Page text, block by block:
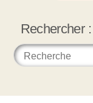
Rechercher :